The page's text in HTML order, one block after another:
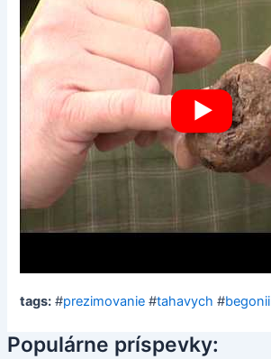
tags: #prezimovanie #tahavych #begonii
Populárne príspevky: